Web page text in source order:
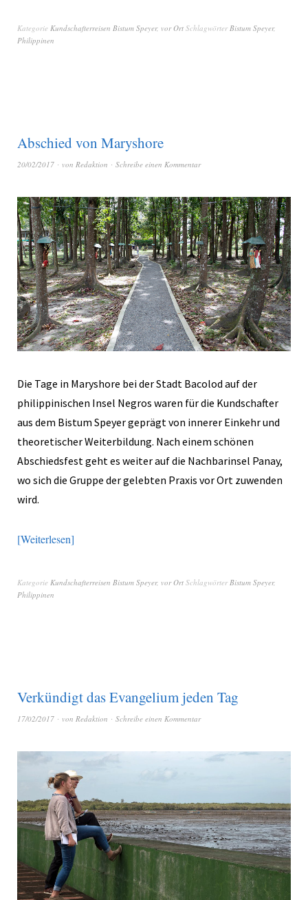
Kategorie Kundschafterreisen Bistum Speyer, vor Ort Schlagwörter Bistum Speyer,
Philippinen
Abschied von Maryshore
20/02/2017 von Redaktion Schreibe einen Kommentar
Die Tage in Maryshore bei der Stadt Bacolod auf der
philippinischen Insel Negros waren für die Kundschafter
aus dem Bistum Speyer geprägt von innerer Einkehr und
theoretischer Weiterbildung. Nach einem schönen
Abschiedsfest geht es weiter auf die Nachbarinsel Panay,
wo sich die Gruppe der gelebten Praxis vor Ort zuwenden
wird.
Weiterlesen
Kategorie Kundschafterreisen Bistum Speyer, vor Ort Schlagwörter Bistum Speyer,
Philippinen
Verkündigt das Evangelium jeden Tag
17/02/2017 von Redaktion Schreibe einen Kommentar